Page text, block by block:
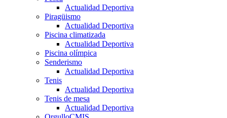
Actualidad Deportiva
Piragüismo
Actualidad Deportiva
Piscina climatizada
Actualidad Deportiva
Piscina olímpica
Senderismo
Actualidad Deportiva
Tenis
Actualidad Deportiva
Tenis de mesa
Actualidad Deportiva